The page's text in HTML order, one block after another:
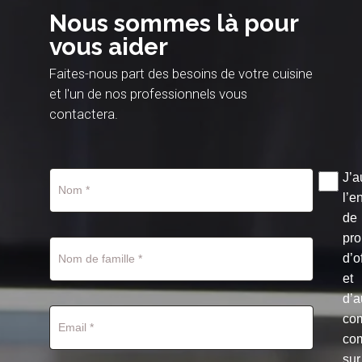
Nous sommes là pour
vous aider
Faites-nous part des besoins de votre cuisine
et l'un de nos professionnels vous
contactera.
de
et